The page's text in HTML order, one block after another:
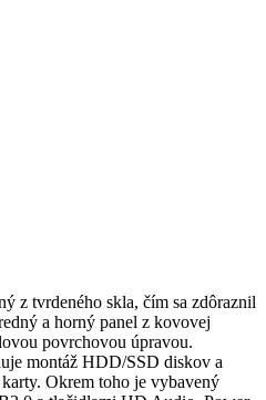
z tvrdeného skla, čím sa zdôraznil
a horný panel z kovovej
povrchovou úpravou.
montáž HDD/SSD diskov a
Okrem toho je vybavený